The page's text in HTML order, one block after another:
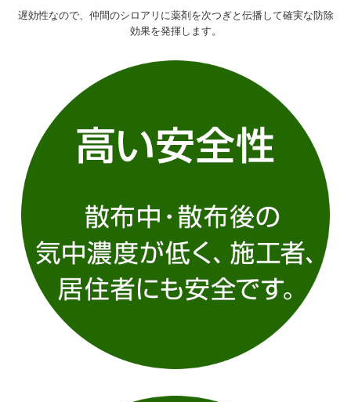
遅効性なので、仲間のシロアリに薬剤を次つぎと伝播して確実な防除
効果を発揮します。